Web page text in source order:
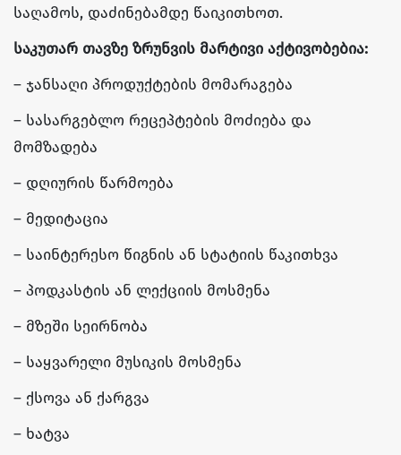
საღამოს, დაძინებამდე წაიკითხოთ.
საკუთარ თავზე ზრუნვის მარტივი აქტივობებია:
– ჯანსაღი პროდუქტების მომარაგება
– სასარგებლო რეცეპტების მოძიება და
მომზადება
– დღიურის წარმოება
– მედიტაცია
– საინტერესო წიგნის ან სტატიის წაკითხვა
– პოდკასტის ან ლექციის მოსმენა
– მზეში სეირნობა
– საყვარელი მუსიკის მოსმენა
– ქსოვა ან ქარგვა
– ხატვა